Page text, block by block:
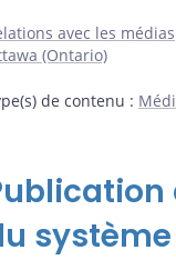
avec les médias
(Ontario)
de contenu :